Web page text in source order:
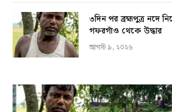
৩দিন পর ব্রহ্মপুত্র নদে
গফরগাঁও থেকে উদ্ধার
আগস্ট ৯, ২০২৬